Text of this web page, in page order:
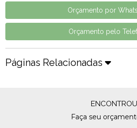
Orçamento por
Orçamento pelo
Páginas Relacionadas
Faça seu